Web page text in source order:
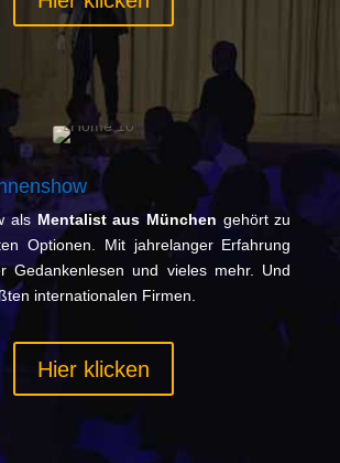
als Mentalist aus München gehört zu
Optionen. Mit jahrelanger Erfahrung
Gedankenlesen und vieles mehr. Und
internationalen Firmen.
Hier klicken